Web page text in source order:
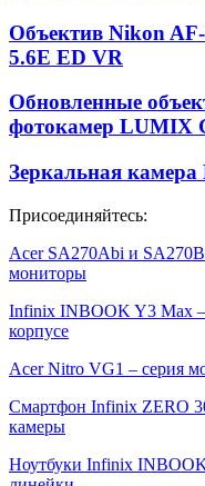
Объектив Nikon
5.6E ED VR
Обновленные
фотокамер LUMIX
Зеркальная
Присоединяйтесь:
Acer SA270Abi и
мониторы
Infinix INBOOK Y3 Max –
корпусе
Acer Nitro VG1 – серия
Смартфон Infinix ZERO
камеры
Ноутбуки Infinix